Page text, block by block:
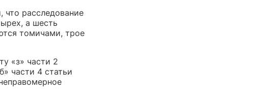
что расследование
а шесть
томичами, трое
«з» части 2
части 4 статьи